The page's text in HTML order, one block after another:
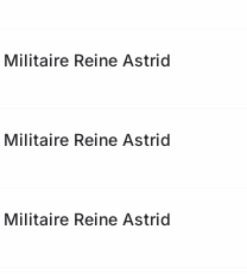
Reine Astrid
Reine Astrid
Reine Astrid